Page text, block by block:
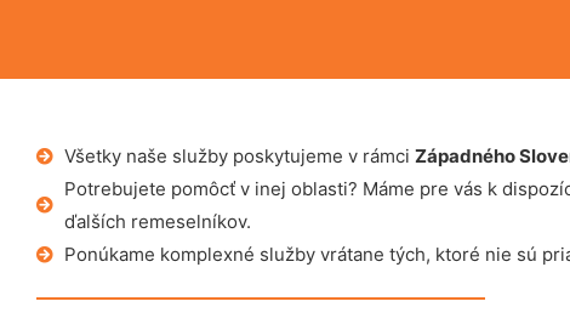
Všetky naše služby poskytujeme v rámci Západného
Potrebujete pomôcť v inej oblasti? Máme pre vás k
ďalších remeselníkov.
Ponúkame komplexné služby vrátane tých, ktoré nie sú